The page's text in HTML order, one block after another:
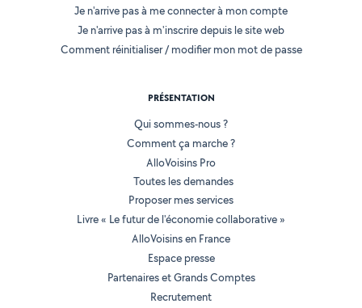
Je n'arrive pas à me connecter à mon compte
Je n'arrive pas à m'inscrire depuis le site web
Comment réinitialiser / modifier mon mot de passe
PRÉSENTATION
Qui sommes-nous ?
Comment ça marche ?
AlloVoisins Pro
Toutes les demandes
Proposer mes services
Livre « Le futur de l'économie collaborative »
AlloVoisins en France
Espace presse
Partenaires et Grands Comptes
Recrutement